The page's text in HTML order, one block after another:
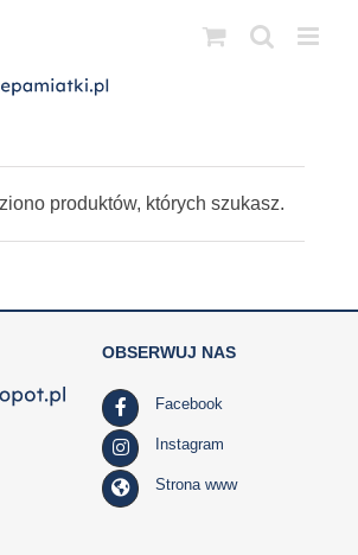
produktów, których szukasz.
OBSERWUJ NAS
Facebook
Instagram
Strona www